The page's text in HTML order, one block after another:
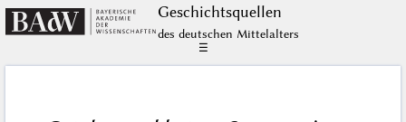
Geschichts­quellen
des deutschen Mittelalters
☰